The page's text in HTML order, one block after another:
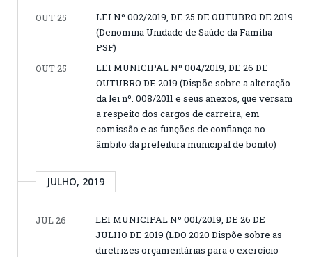
OUT 25
LEI Nº 002/2019, DE 25 DE OUTUBRO DE 2019
(Denomina Unidade de Saúde da Família-
PSF)
OUT 25
LEI MUNICIPAL Nº 004/2019, DE 26 DE
OUTUBRO DE 2019 (Dispõe sobre a alteração
da lei nº. 008/2011 e seus anexos, que versam
a respeito dos cargos de carreira, em
comissão e as funções de confiança no
âmbito da prefeitura municipal de bonito)
JULHO, 2019
JUL 26
LEI MUNICIPAL Nº 001/2019, DE 26 DE
JULHO DE 2019 (LDO 2020 Dispõe sobre as
diretrizes orçamentárias para o exercício